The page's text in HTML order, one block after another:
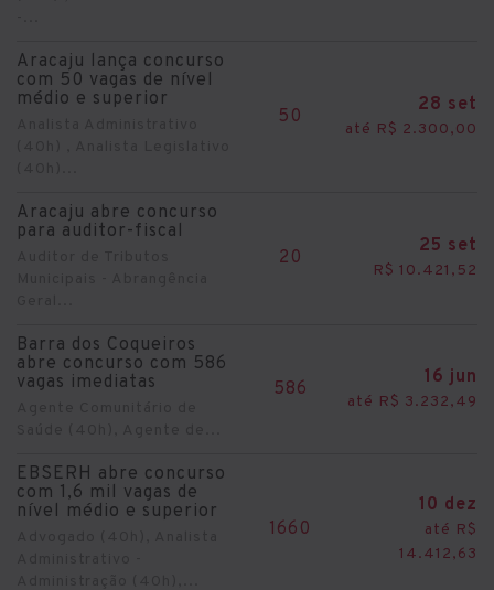
Aracaju lança concurso
com 50 vagas de nível
médio e superior
50
28 set
até R$ 2.300,00
Aracaju abre concurso
para auditor-fiscal
20
25 set
R$ 10.421,52
Barra dos Coqueiros
abre concurso com 586
vagas imediatas
586
16 jun
até R$ 3.232,49
EBSERH abre concurso
com 1,6 mil vagas de
nível médio e superior
1660
10 dez
até R$
14.412,63